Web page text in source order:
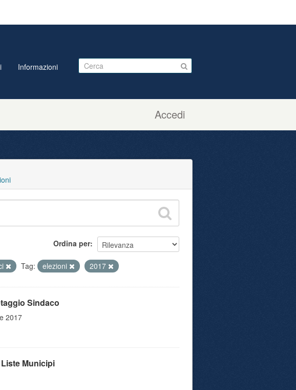
Accedi
Informazioni
Ordina per
Tag: elezioni 2017
Sindaco
2017
Municipi